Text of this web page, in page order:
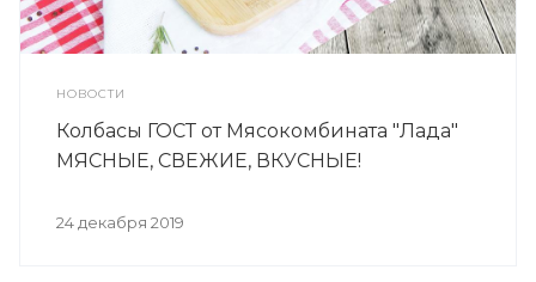
НОВОСТИ
Колбасы ГОСТ от Мясокомбината "Лада"
МЯСНЫЕ, СВЕЖИЕ, ВКУСНЫЕ!
24 декабря 2019